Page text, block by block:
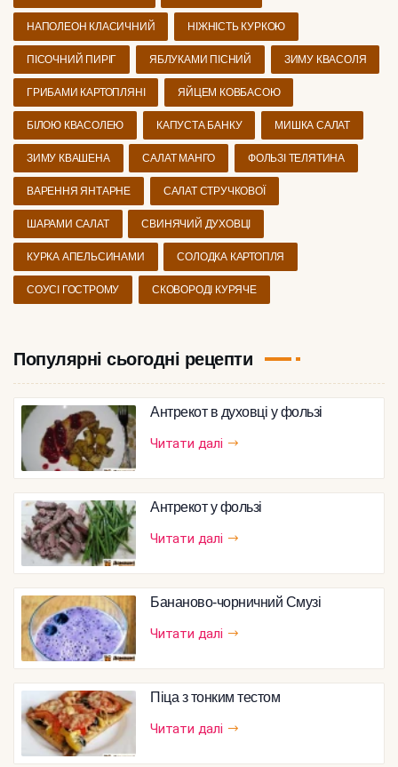
НАПОЛЕОН КЛАСИЧНИЙ НІЖНІСТЬ КУРКОЮ
ПІСОЧНИЙ ПИРІГ ЯБЛУКАМИ ПІСНИЙ ЗИМУ КВАСОЛЯ
ГРИБАМИ КАРТОПЛЯНІ ЯЙЦЕМ КОВБАСОЮ
БІЛОЮ КВАСОЛЕЮ КАПУСТА БАНКУ МИШКА САЛАТ
ЗИМУ КВАШЕНА САЛАТ МАНГО ФОЛЬЗІ ТЕЛЯТИНА
ВАРЕННЯ ЯНТАРНЕ САЛАТ СТРУЧКОВОЇ
ШАРАМИ САЛАТ СВИНЯЧИЙ ДУХОВЦІ
КУРКА АПЕЛЬСИНАМИ СОЛОДКА КАРТОПЛЯ
СОУСІ ГОСТРОМУ СКОВОРОДІ КУРЯЧЕ
Популярні сьогодні рецепти
Антрекот в духовці у фользі
Читати далі
Антрекот у фользі
Читати далі
Бананово-чорничний Смузі
Читати далі
Піца з тонким тестом
Читати далі